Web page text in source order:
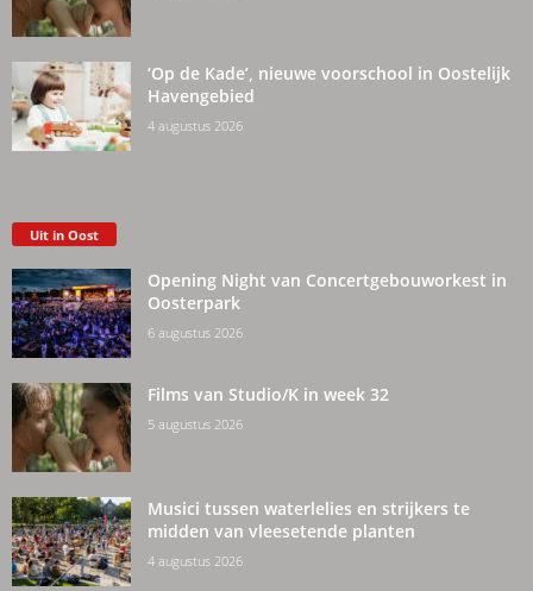
‘Op de Kade’, nieuwe voorschool in Oostelijk
Havengebied
4 augustus 2026
Uit in Oost
Opening Night van Concertgebouworkest in
Oosterpark
6 augustus 2026
Films van Studio/K in week 32
5 augustus 2026
Musici tussen waterlelies en strijkers te
midden van vleesetende planten
4 augustus 2026